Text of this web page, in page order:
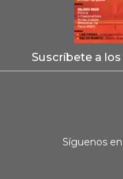
Suscríbete a
Síguenos